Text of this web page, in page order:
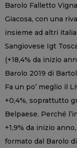
Barolo Falletto
Giacosa, con una
insieme ad altri
Sangiovese Igt
(+18,4% da inizio
Barolo 2019 di
Fa un po’ meglio il
+0,4%, soprattutto
Belpaese. Perché
+1,9% da inizio
formato dal Barolo